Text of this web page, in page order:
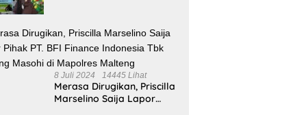
Tahun 2023 Capai 7,4 M
8 Juli 2024 14445 Lihat
Merasa Dirugikan, Priscilla
Marselino Saija Lapor